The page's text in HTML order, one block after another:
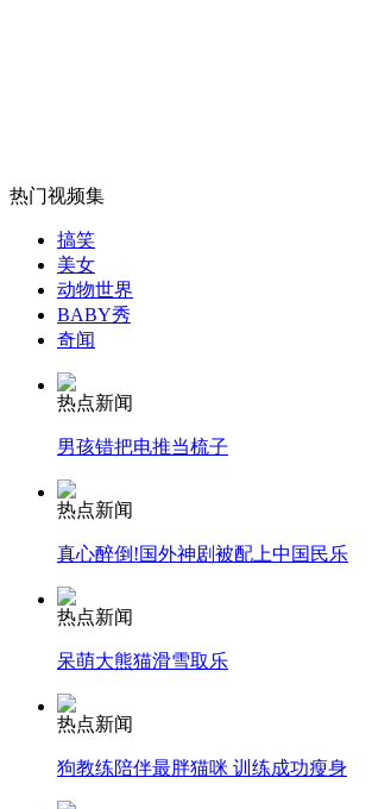
无痛分娩是否安全 医生回应
外交部：反对强权政治霸凌主义
外交部：有关国家言论片面不公正
安徽一实载49人客车翻车
走！跟着总书记去植树
消防员救轻生者
热门视频集
搞笑
美女
动物世界
BABY秀
奇闻
热点新闻
男孩错把电推当梳子
热点新闻
真心醉倒!国外神剧被配上中国民乐
热点新闻
呆萌大熊猫滑雪取乐
热点新闻
狗教练陪伴最胖猫咪 训练成功瘦身